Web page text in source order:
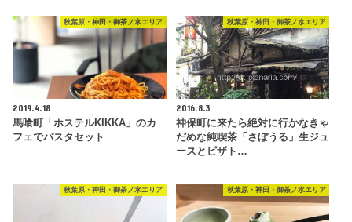
秋葉原・神田・御茶ノ水エリア
2019.4.18
馬喰町「ホステルKIKKA」のカ
フェでパスタセット
秋葉原・神田・御茶ノ水エリア
2016.8.3
神保町に来たら絶対に行かなきゃ
だめな純喫茶「さぼうる」生ジュ
ースとピザト…
秋葉原・神田・御茶ノ水エリア 秋葉原・神田・御茶ノ水エリア